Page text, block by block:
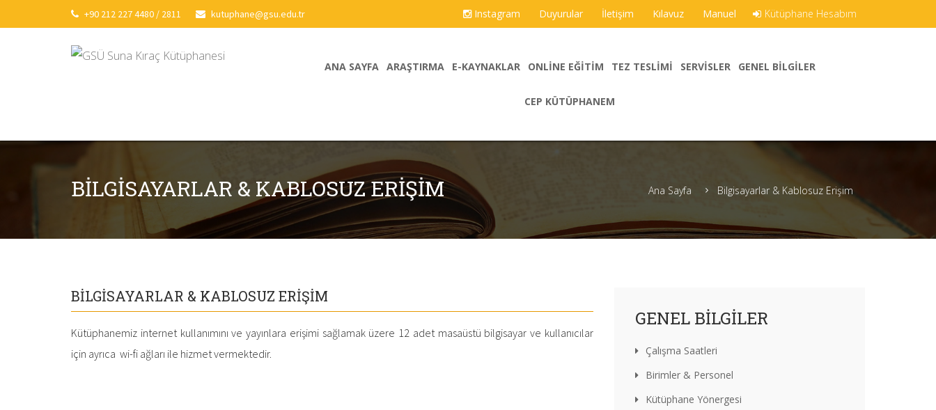
+90 212 227 4480 / 2811 kutuphane@gsu.edu.tr Kütüphane Hesabım
Instagram Duyurular İletişim Kılavuz Manuel
ANA SAYFA ARAŞTIRMA E-KAYNAKLAR ONLINE EĞITIM TEZ TESLIMI SERVISLER GENEL BILGILER
CEP KÜTÜPHANEM
BILGISAYARLAR & KABLOSUZ ERIŞIM Ana Sayfa Bilgisayarlar & Kablosuz Erişim
BILGISAYARLAR & KABLOSUZ ERIŞIM
Kütüphanemiz internet kullanımını ve yayınlara erişimi sağlamak üzere 12 adet masaüstü bilgisayar ve kullanıcılar
için ayrıca wi-fi ağları ile hizmet vermektedir.
GENEL BILGILER
Çalışma Saatleri
Birimler & Personel
Kütüphane Yönergesi